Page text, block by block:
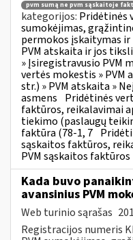
pvm sumą ne pvm sąskaitoje
kategorijos: Pridėtinės
sumokėjimas,
permokos įskaitymas ir
PVM atskaita ir jos
» Įsiregistravusio PVM
vertės mokestis »
str.) » PVM atskaita »
asmens Pridėtinės
faktūros, reikalavimai
tiekimo (paslaugų
faktūra (78-1, 7
sąskaitos faktūros,
PVM sąskaitos
Kada buvo
avansinius PVM
Web turinio sąrašas
Registracijos numeris